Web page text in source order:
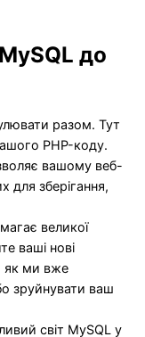
до
разом. Тут
PHP-коду.
вашому веб-
для зберігання,
великої
ваші нові
як ми вже
зруйнувати ваш
світ MySQL у